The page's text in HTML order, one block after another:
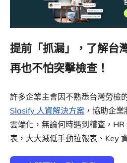
提前「抓漏」，了解台
再也不怕突擊檢查！
許多企業主會因不熟悉台灣勞檢
Slasify 人資解決方案 ，協助企
雲端化，無論何時遇到稽查，
表，大大減低手動拉報表、Key